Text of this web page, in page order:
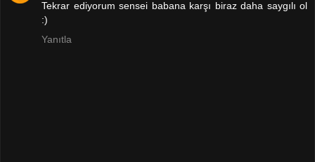
Tekrar ediyorum sensei babana karşı biraz daha saygılı ol
:)
Yanıtla